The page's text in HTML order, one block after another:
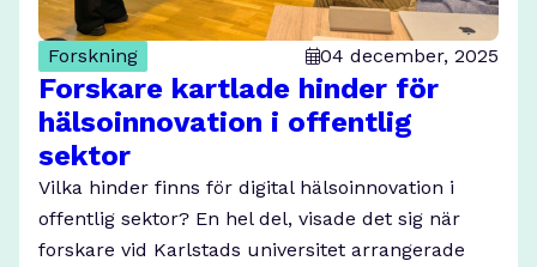
Forskning 04 december, 2025
Forskare kartlade hinder för
hälsoinnovation i offentlig
sektor
Vilka hinder finns för digital hälsoinnovation i
offentlig sektor? En hel del, visade det sig när
forskare vid Karlstads universitet arrangerade